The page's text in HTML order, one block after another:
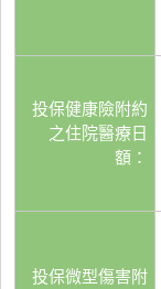
投保健康險附約
之住院醫療日
額：
投保微型傷害附